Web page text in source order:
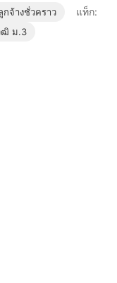
จ้างชั่วคราว แท็ก:
ฒิ ม.3